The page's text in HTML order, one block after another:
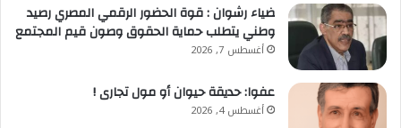
ضياء رشوان : قوة الحضور الرقمي المصري رصيد
وطني يتطلب حماية الحقوق وصون قيم المجتمع
أغسطس 7, 2026
عفوا: حديقة حيوان أو مول تجارى !
أغسطس 4, 2026